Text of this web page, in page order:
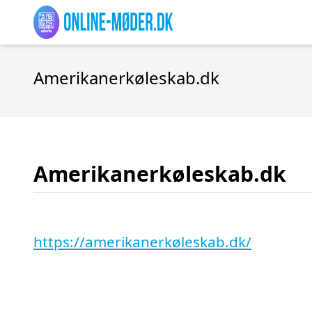
Amerikanerkøleskab.dk
Amerikanerkøleskab.dk
https://amerikanerkøleskab.dk/